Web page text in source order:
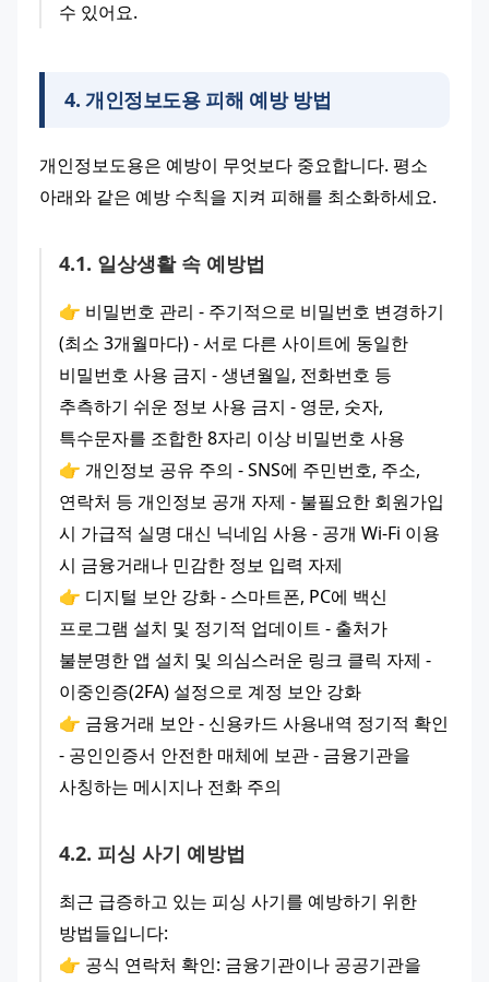
수 있어요.
4. 개인정보도용 피해 예방 방법
개인정보도용은 예방이 무엇보다 중요합니다. 평소
아래와 같은 예방 수칙을 지켜 피해를 최소화하세요.
4.1. 일상생활 속 예방법
👉 비밀번호 관리 - 주기적으로 비밀번호 변경하기
(최소 3개월마다) - 서로 다른 사이트에 동일한
비밀번호 사용 금지 - 생년월일, 전화번호 등
추측하기 쉬운 정보 사용 금지 - 영문, 숫자,
특수문자를 조합한 8자리 이상 비밀번호 사용
👉 개인정보 공유 주의 - SNS에 주민번호, 주소,
연락처 등 개인정보 공개 자제 - 불필요한 회원가입
시 가급적 실명 대신 닉네임 사용 - 공개 Wi-Fi 이용
시 금융거래나 민감한 정보 입력 자제
👉 디지털 보안 강화 - 스마트폰, PC에 백신
프로그램 설치 및 정기적 업데이트 - 출처가
불분명한 앱 설치 및 의심스러운 링크 클릭 자제 -
이중인증(2FA) 설정으로 계정 보안 강화
👉 금융거래 보안 - 신용카드 사용내역 정기적 확인
- 공인인증서 안전한 매체에 보관 - 금융기관을
사칭하는 메시지나 전화 주의
4.2. 피싱 사기 예방법
최근 급증하고 있는 피싱 사기를 예방하기 위한
방법들입니다:
👉 공식 연락처 확인: 금융기관이나 공공기관을